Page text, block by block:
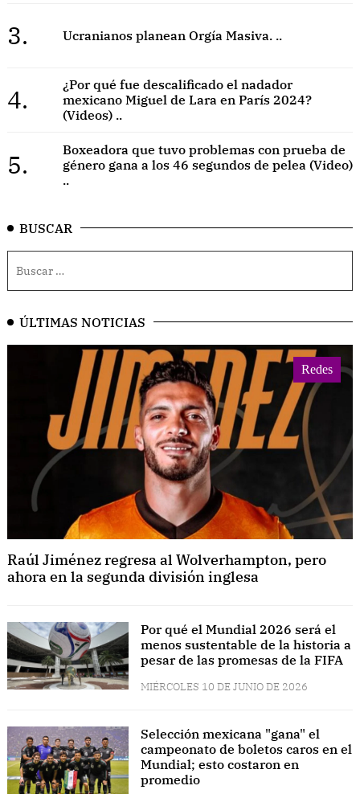
3. Ucranianos planean Orgía Masiva. ..
4.
¿Por qué fue descalificado el nadador
mexicano Miguel de Lara en París 2024?
(Videos) ..
5.
Boxeadora que tuvo problemas con prueba de
género gana a los 46 segundos de pelea (Video)
..
BUSCAR
ÚLTIMAS NOTICIAS
Redes
Raúl Jiménez regresa al Wolverhampton, pero
ahora en la segunda división inglesa
Por qué el Mundial 2026 será el
menos sustentable de la historia a
pesar de las promesas de la FIFA
MIÉRCOLES 10 DE JUNIO DE 2026
Selección mexicana "gana" el
campeonato de boletos caros en el
Mundial; esto costaron en
promedio